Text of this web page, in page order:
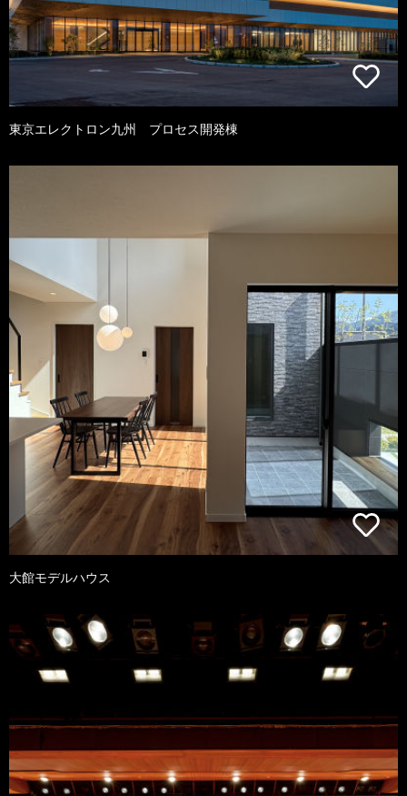
東京エレクトロン九州 プロセス開発棟
大館モデルハウス